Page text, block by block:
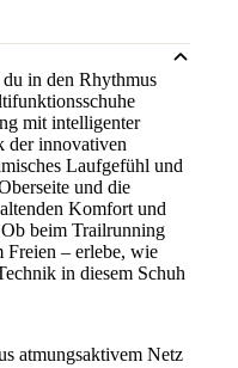
in den Rhythmus
mit intelligenter
der innovativen
Laufgefühl und
und die
Komfort und
beim Trailrunning
Freien – erlebe, wie
in diesem Schuh
atmungsaktivem Netz